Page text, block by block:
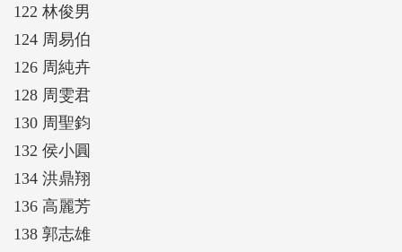
122 林俊男
124 周易伯
126 周純卉
128 周雯君
130 周聖鈞
132 侯小圓
134 洪鼎翔
136 高麗芳
138 郭志雄